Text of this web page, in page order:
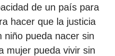
de un país para
hacer que la justicia
niño pueda nacer sin
mujer pueda vivir sin